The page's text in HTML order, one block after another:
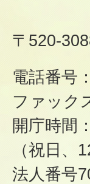
〒520-
電話番号
ファック
開庁時間
（祝日
法人番号